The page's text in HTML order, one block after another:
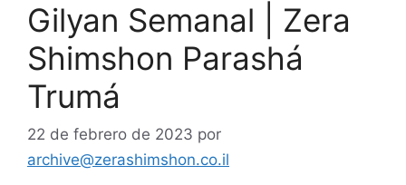
Gilyan Semanal | Zera
Shimshon Parashá
Trumá
22 de febrero de 2023 por
archive@zerashimshon.co.il